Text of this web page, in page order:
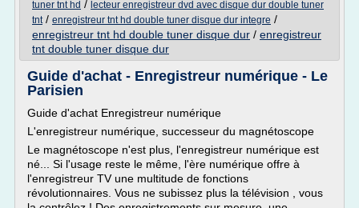
tuner tnt hd / lecteur enregistreur dvd avec disque dur double tuner
tnt/ enregistreur tnt hd double tuner disque dur integre /
enregistreur tnt hd double tuner disque dur / enregistreur
tnt double tuner disque dur
Guide d'achat - Enregistreur numérique - Le
Parisien
Guide d'achat Enregistreur numérique
L'enregistreur numérique, successeur du magnétoscope
Le magnétoscope n'est plus, l'enregistreur numérique est
né... Si l'usage reste le même, l'ère numérique offre à
l'enregistreur TV une multitude de fonctions
révolutionnaires. Vous ne subissez plus la télévision , vous